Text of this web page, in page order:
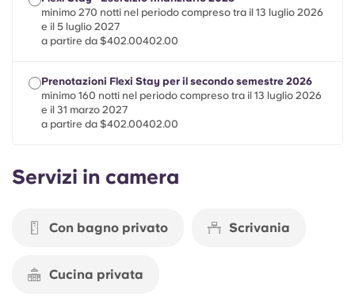
Portuguese
minimo 270 notti nel periodo compreso tra il 13 luglio 2026
e il 5 luglio 2027
a partire da $402.00402.00
Prenotazioni Flexi Stay per il secondo semestre 2026
minimo 160 notti nel periodo compreso tra il 13 luglio 2026
e il 31 marzo 2027
a partire da $402.00402.00
Servizi in camera
Con bagno privato Scrivania
Cucina privata